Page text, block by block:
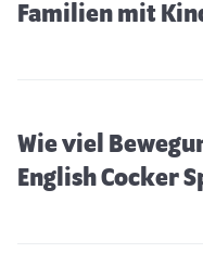
Familien mit
Wie viel
English Cocker